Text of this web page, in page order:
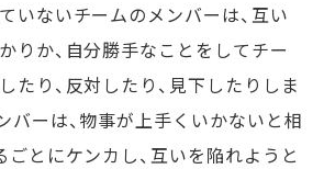
いないチームのメンバーは、互い
りか、自分勝手なことをしてチー
たり、反対したり、見下したりしま
バーは、物事が上手くいかないと相
ごとにケンカし、互いを陥れようと